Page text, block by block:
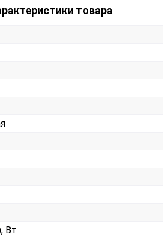
товара
Вт